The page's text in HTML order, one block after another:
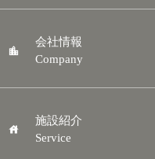
会社情報
Company
施設紹介
Service